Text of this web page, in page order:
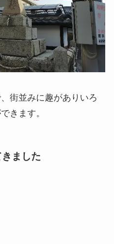
街並みに趣がありいろ
きます。
ました